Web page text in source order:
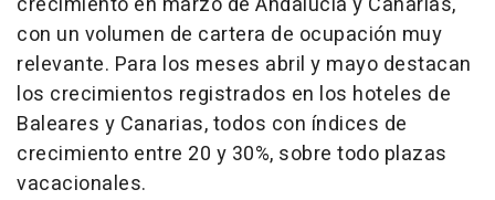
con un volumen de cartera de ocupación muy
relevante. Para los meses abril y mayo destacan
los crecimientos registrados en los hoteles de
Baleares y Canarias, todos con índices de
crecimiento entre 20 y 30%, sobre todo plazas
vacacionales.